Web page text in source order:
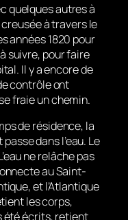
quelques autres à
à travers le
années 1820 pour
suivre, pour faire
Il y a encore de
contrôle ont
fraie un chemin.
de résidence, la
dans l’eau. Le
ne relâche pas
au Saint-
et l’Atlantique
les corps,
été écrits, retient